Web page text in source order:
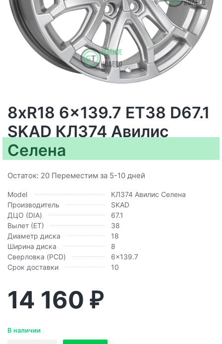
8xR18 6x139.7 ET38 D67.1
SKAD КЛ374 Авилис
Селена
Остаток: 20 Переместим за 5-10 дней
Model
КЛ374 Авилис Селена
Производитель
SKAD
ДЦО (DIA)
67.1
Вылет (ЕТ)
38
Диаметр диска
18
Ширина диска
8
Сверловка (PCD)
6x139.7
Срок доставки
10
14 160 ₽
В наличии